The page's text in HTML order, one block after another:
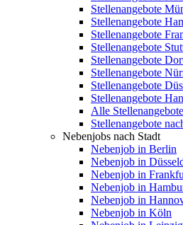
Stellenangebote
Stellenangebote
Stellenangebote
Stellenangebote
Stellenangebote
Stellenangebote
Stellenangebote
Stellenangebote
Alle Stellenangebote
Stellenangebote
Nebenjobs nach Stadt
Nebenjob in Berlin
Nebenjob in
Nebenjob in
Nebenjob in
Nebenjob in
Nebenjob in Köln